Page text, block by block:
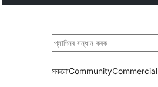
সন্ধান
সকলোCommunityCommercial